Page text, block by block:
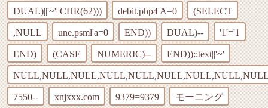
DUAL)||'~'||CHR(62))) debit.php4'A=0 (SELECT
,NULL une.psml'a=0 END)) DUAL)-- '1'='1
END) (CASE NUMERIC)-- END))::text||'~'
7550-- xnjxxx.com 9379=9379 モーニング